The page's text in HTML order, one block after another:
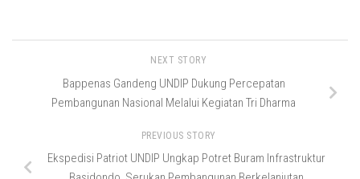
NEXT STORY
Bappenas Gandeng UNDIP Dukung Percepatan
Pembangunan Nasional Melalui Kegiatan Tri Dharma
PREVIOUS STORY
Ekspedisi Patriot UNDIP Ungkap Potret Buram Infrastruktur